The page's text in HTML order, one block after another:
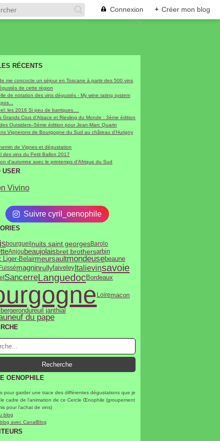
Connexion + Créer mon blog
RÉCENTS
me concocte un séjour en Toscane à partir des 500 vins
de cette région
de notation des vins dégustés - My wine rating system
les 2016 Si peu de barriques....
Grands Crus d'Alsace et Riesling du Monde : 3ème édition
Outsiders–5ème édition pour Jean-Marc Quarin
Vignerons de Bourgogne du Sud au château d'Hurigny
de Vignes et dégustation
des vins du Petit Ballon 2017
d'automne avec le printemps d'Afrique du Sud
USER
Vivino
Suivre cyril_oenophile
bourgueil nuits saint georgesBarolo
Anjou beaujolaisbret brothersarbin
Liger-Belairmeursaultmondeusebeaune
magninrullyfaiveleyItalievinsavoie
SancerreLanguedocBordeaux
Loiremacon
dureuil janthial
du pape
OENOPHILE
pour garder une trace des différentes dégustations que je
cadre de l'animation de ce Cercle Œnophile (groupement
pour l'achat de vins)
blog
avec CanalBlog